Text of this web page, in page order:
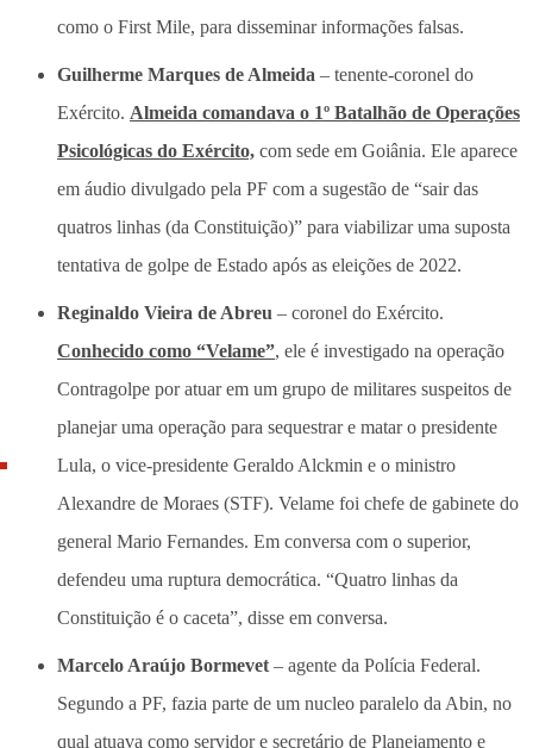
como o First Mile, para disseminar informações falsas.
Guilherme Marques de Almeida – tenente-coronel do
Exército. Almeida comandava o 1º Batalhão de Operações
Psicológicas do Exército, com sede em Goiânia. Ele aparece
em áudio divulgado pela PF com a sugestão de “sair das
quatros linhas (da Constituição)” para viabilizar uma suposta
tentativa de golpe de Estado após as eleições de 2022.
Reginaldo Vieira de Abreu – coronel do Exército.
Conhecido como “Velame”, ele é investigado na operação
Contragolpe por atuar em um grupo de militares suspeitos de
planejar uma operação para sequestrar e matar o presidente
Lula, o vice-presidente Geraldo Alckmin e o ministro
Alexandre de Moraes (STF). Velame foi chefe de gabinete do
general Mario Fernandes. Em conversa com o superior,
defendeu uma ruptura democrática. “Quatro linhas da
Constituição é o caceta”, disse em conversa.
Marcelo Araújo Bormevet – agente da Polícia Federal.
Segundo a PF, fazia parte de um nucleo paralelo da Abin, no
qual atuava como servidor e secretário de Planejamento e